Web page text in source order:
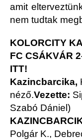
amit
nem tudtak
KOLORCITY
FC CSÁKVÁR
ITT!
Kazincbarcika,
néző.Vezette:
Szabó Dániel)
Polgár K.,